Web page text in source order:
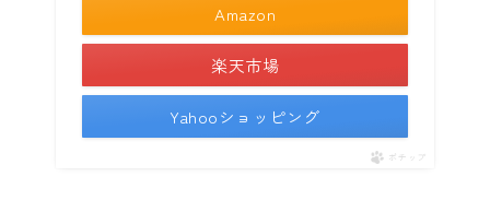
Amazon
楽天市場
Yahooショッピング
ポチップ